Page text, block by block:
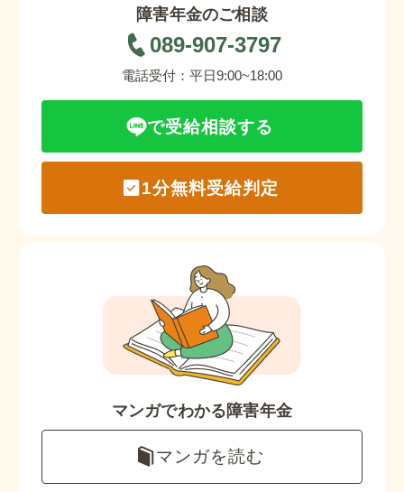
障害年金のご相談
089-907-3797
電話受付：平日9:00~18:00
で受給相談する
1分無料受給判定
マンガでわかる障害年金
マンガを読む